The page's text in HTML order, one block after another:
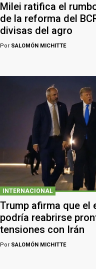
Milei ratifica el
de la reforma del
divisas del agro
Por SALOMÓN MICHITTE
INTERNACIONAL
Trump afirma que el
podría reabrirse
tensiones con Irán
Por SALOMÓN MICHITTE